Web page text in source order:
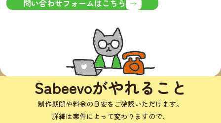
問い合わせフォームはこちら
Sabeevoがやれること
制作期間や料金の目安をご確認いただけます。
詳細は案件によって変わりますので、